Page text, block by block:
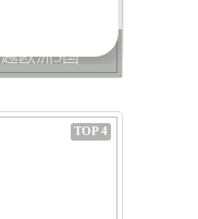
欧洲5国
TOP 4